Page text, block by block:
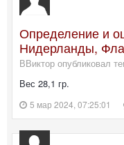
Определение и
Нидерланды,
ВВиктор опубликовал
Вес 28,1 гр.
5 мар 2024, 07:25:01